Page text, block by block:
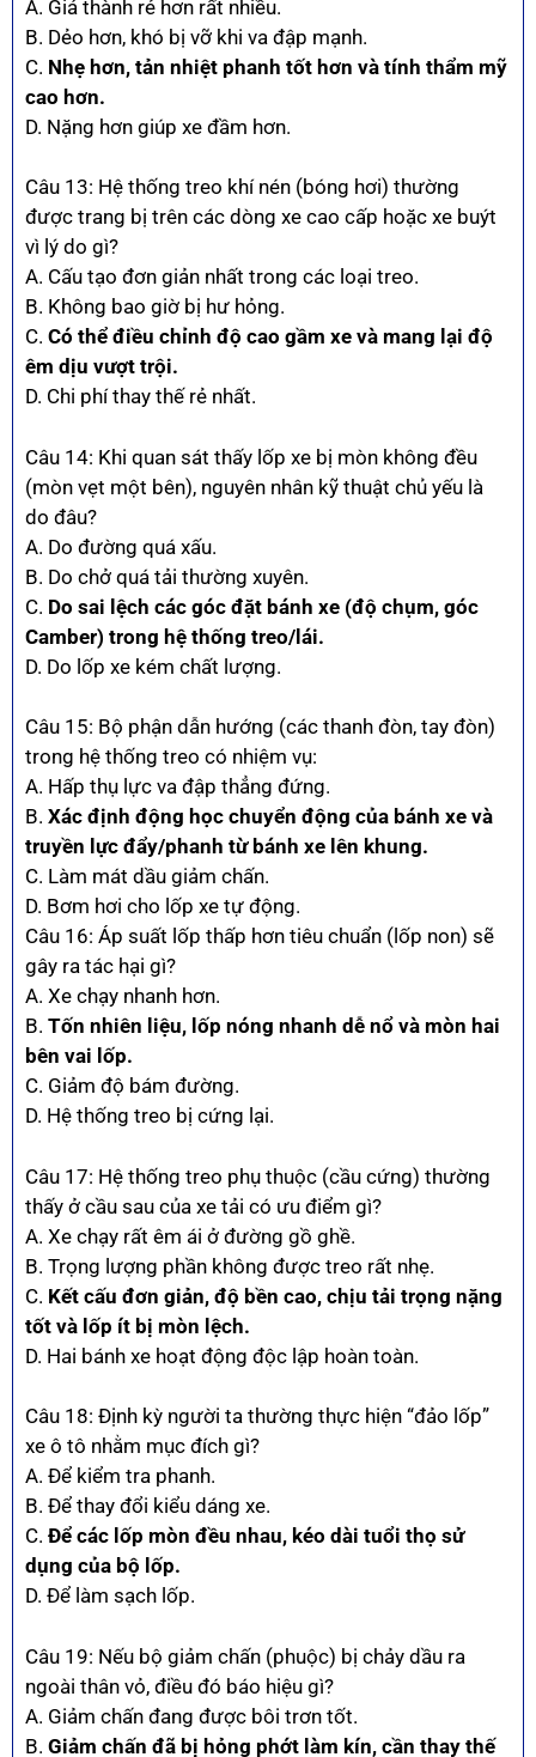
A. Giá thành rẻ hơn rất nhiều.
B. Dẻo hơn, khó bị vỡ khi va đập mạnh.
C. Nhẹ hơn, tản nhiệt phanh tốt hơn và tính thẩm mỹ
cao hơn.
D. Nặng hơn giúp xe đầm hơn.
Câu 13: Hệ thống treo khí nén (bóng hơi) thường
được trang bị trên các dòng xe cao cấp hoặc xe buýt
vì lý do gì?
A. Cấu tạo đơn giản nhất trong các loại treo.
B. Không bao giờ bị hư hỏng.
C. Có thể điều chỉnh độ cao gầm xe và mang lại độ
êm dịu vượt trội.
D. Chi phí thay thế rẻ nhất.
Câu 14: Khi quan sát thấy lốp xe bị mòn không đều
(mòn vẹt một bên), nguyên nhân kỹ thuật chủ yếu là
do đâu?
A. Do đường quá xấu.
B. Do chở quá tải thường xuyên.
C. Do sai lệch các góc đặt bánh xe (độ chụm, góc
Camber) trong hệ thống treo/lái.
D. Do lốp xe kém chất lượng.
Câu 15: Bộ phận dẫn hướng (các thanh đòn, tay đòn)
trong hệ thống treo có nhiệm vụ:
A. Hấp thụ lực va đập thẳng đứng.
B. Xác định động học chuyển động của bánh xe và
truyền lực đẩy/phanh từ bánh xe lên khung.
C. Làm mát dầu giảm chấn.
D. Bơm hơi cho lốp xe tự động.
Câu 16: Áp suất lốp thấp hơn tiêu chuẩn (lốp non) sẽ
gây ra tác hại gì?
A. Xe chạy nhanh hơn.
B. Tốn nhiên liệu, lốp nóng nhanh dễ nổ và mòn hai
bên vai lốp.
C. Giảm độ bám đường.
D. Hệ thống treo bị cứng lại.
Câu 17: Hệ thống treo phụ thuộc (cầu cứng) thường
thấy ở cầu sau của xe tải có ưu điểm gì?
A. Xe chạy rất êm ái ở đường gồ ghề.
B. Trọng lượng phần không được treo rất nhẹ.
C. Kết cấu đơn giản, độ bền cao, chịu tải trọng nặng
tốt và lốp ít bị mòn lệch.
D. Hai bánh xe hoạt động độc lập hoàn toàn.
Câu 18: Định kỳ người ta thường thực hiện “đảo lốp”
xe ô tô nhằm mục đích gì?
A. Để kiểm tra phanh.
B. Để thay đổi kiểu dáng xe.
C. Để các lốp mòn đều nhau, kéo dài tuổi thọ sử
dụng của bộ lốp.
D. Để làm sạch lốp.
Câu 19: Nếu bộ giảm chấn (phuộc) bị chảy dầu ra
ngoài thân vỏ, điều đó báo hiệu gì?
A. Giảm chấn đang được bôi trơn tốt.
B. Giảm chấn đã bị hỏng phớt làm kín, cần thay thế